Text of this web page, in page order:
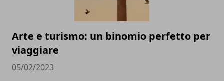
Arte e turismo: un binomio perfetto per
viaggiare
05/02/2023